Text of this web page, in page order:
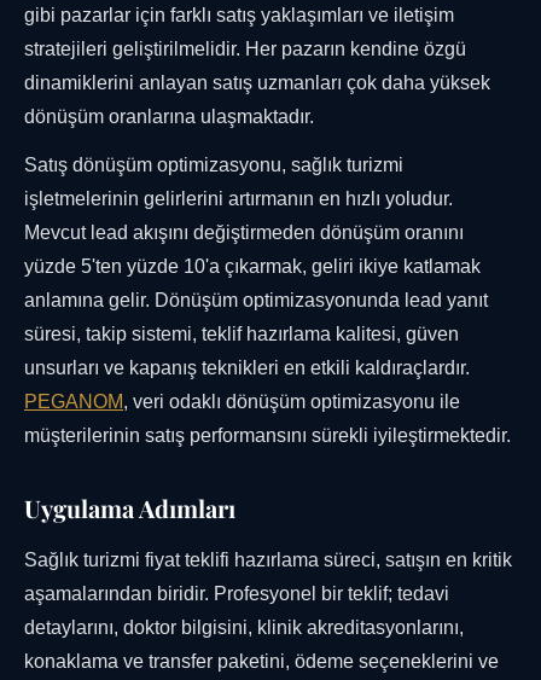
gibi pazarlar için farklı satış yaklaşımları ve iletişim
stratejileri geliştirilmelidir. Her pazarın kendine özgü
dinamiklerini anlayan satış uzmanları çok daha yüksek
dönüşüm oranlarına ulaşmaktadır.
Satış dönüşüm optimizasyonu, sağlık turizmi
işletmelerinin gelirlerini artırmanın en hızlı yoludur.
Mevcut lead akışını değiştirmeden dönüşüm oranını
yüzde 5'ten yüzde 10'a çıkarmak, geliri ikiye katlamak
anlamına gelir. Dönüşüm optimizasyonunda lead yanıt
süresi, takip sistemi, teklif hazırlama kalitesi, güven
unsurları ve kapanış teknikleri en etkili kaldıraçlardır.
PEGANOM, veri odaklı dönüşüm optimizasyonu ile
müşterilerinin satış performansını sürekli iyileştirmektedir.
Uygulama Adımları
Sağlık turizmi fiyat teklifi hazırlama süreci, satışın en kritik
aşamalarından biridir. Profesyonel bir teklif; tedavi
detaylarını, doktor bilgisini, klinik akreditasyonlarını,
konaklama ve transfer paketini, ödeme seçeneklerini ve